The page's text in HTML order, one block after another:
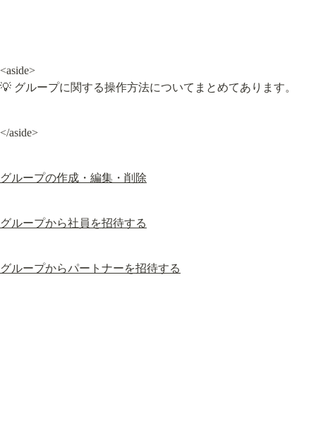
<aside>
💡 グループに関する操作方法についてまとめてあります。
</aside>
グループの作成・編集・削除
グループから社員を招待する
グループからパートナーを招待する